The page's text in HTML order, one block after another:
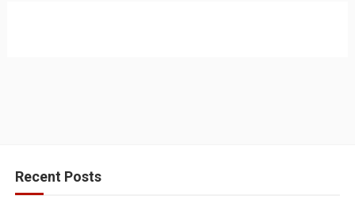
Recent Posts